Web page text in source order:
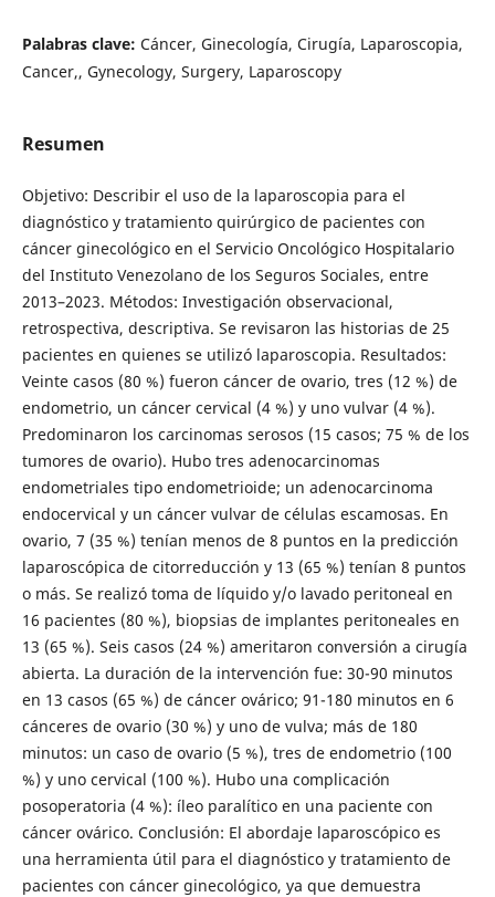
Palabras clave: Cáncer, Ginecología, Cirugía, Laparoscopia,
Cancer,, Gynecology, Surgery, Laparoscopy
Resumen
Objetivo: Describir el uso de la laparoscopia para el
diagnóstico y tratamiento quirúrgico de pacientes con
cáncer ginecológico en el Servicio Oncológico Hospitalario
del Instituto Venezolano de los Seguros Sociales, entre
2013–2023. Métodos: Investigación observacional,
retrospectiva, descriptiva. Se revisaron las historias de 25
pacientes en quienes se utilizó laparoscopia. Resultados:
Veinte casos (80 %) fueron cáncer de ovario, tres (12 %) de
endometrio, un cáncer cervical (4 %) y uno vulvar (4 %).
Predominaron los carcinomas serosos (15 casos; 75 % de los
tumores de ovario). Hubo tres adenocarcinomas
endometriales tipo endometrioide; un adenocarcinoma
endocervical y un cáncer vulvar de células escamosas. En
ovario, 7 (35 %) tenían menos de 8 puntos en la predicción
laparoscópica de citorreducción y 13 (65 %) tenían 8 puntos
o más. Se realizó toma de líquido y/o lavado peritoneal en
16 pacientes (80 %), biopsias de implantes peritoneales en
13 (65 %). Seis casos (24 %) ameritaron conversión a cirugía
abierta. La duración de la intervención fue: 30-90 minutos
en 13 casos (65 %) de cáncer ovárico; 91-180 minutos en 6
cánceres de ovario (30 %) y uno de vulva; más de 180
minutos: un caso de ovario (5 %), tres de endometrio (100
%) y uno cervical (100 %). Hubo una complicación
posoperatoria (4 %): íleo paralítico en una paciente con
cáncer ovárico. Conclusión: El abordaje laparoscópico es
una herramienta útil para el diagnóstico y tratamiento de
pacientes con cáncer ginecológico, ya que demuestra